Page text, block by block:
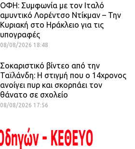
ΟΦΗ: Συμφωνία με τον Ιταλό
αμυντικό Λορέντσο Ντίκμαν – Την
Κυριακή στο Ηράκλειο για τις
υπογραφές
08/08/2026 18:48
Σοκαριστικό βίντεο από την
Ταϊλάνδη: Η στιγμή που ο 14χρονος
ανοίγει πυρ και σκορπάει τον
θάνατο σε σχολείο
08/08/2026 17:56